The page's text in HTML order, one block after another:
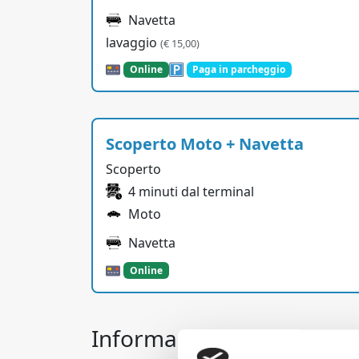
Navetta
lavaggio (€ 15,00)
Online Paga in parcheggio
Scoperto Moto + Navetta
Scoperto
4 minuti dal terminal
Moto
Navetta
Online
Informazioni